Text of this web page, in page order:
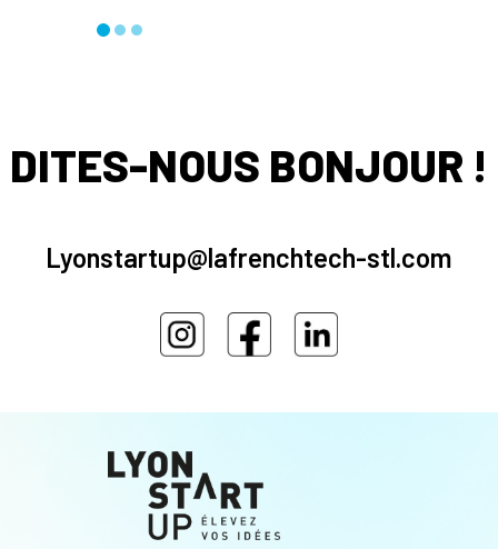
(Environnement - Impact - Energie -
DITES-NOUS BONJOUR !
Lyonstartup@lafrenchtech-stl.com